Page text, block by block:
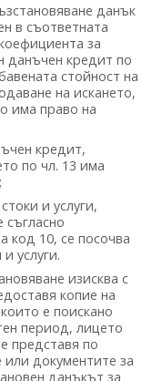
данък
в съответната
за
данъчен кредит по
стойност на
на искането,
има право на
кредит,
по чл. 13 има
и услуги,
съгласно
код 10, се посочва
услуги.
изисква с
копие на
е поискано
период, лицето
представя по
документите за
данъкът за